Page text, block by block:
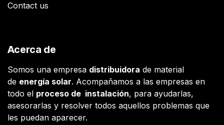
Contact us
Acerca de
Somos una empresa distribuidora de material
de energía solar. Acompañamos a las empresas en
todo el proceso de instalación, para ayudarlas,
asesorarlas y resolver todos aquellos problemas que
les puedan aparecer.